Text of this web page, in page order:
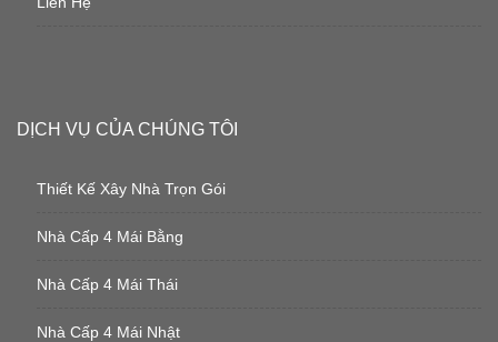
DỊCH VỤ CỦA CHÚNG TÔI
Thiết Kế Xây Nhà Trọn Gói
Nhà Cấp 4 Mái Bằng
Nhà Cấp 4 Mái Thái
Nhà Cấp 4 Mái Nhật